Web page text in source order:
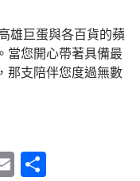
雄巨蛋與各百貨的蘋
當您開心帶著具備最
那支陪伴您度過無數
高雄二手iphone】實
E